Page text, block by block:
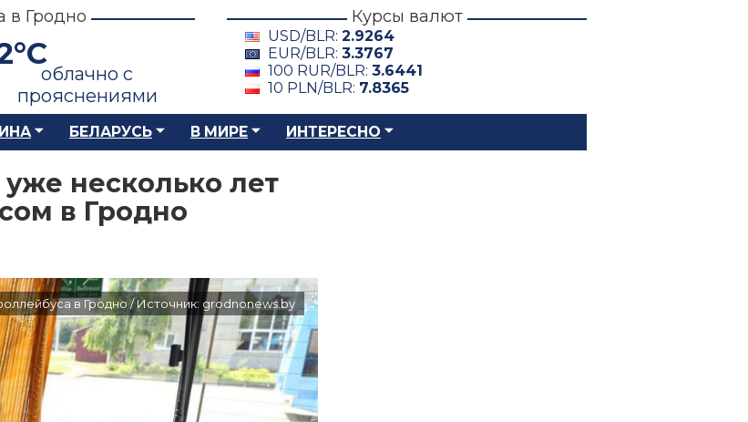
в Гродно
облачно с
прояснениями
Курсы валют
USD/BLR: 2.9264
EUR/BLR: 3.3767
100 RUR/BLR: 3.6441
10 PLN/BLR: 7.8365
БЕЛАРУСЬ В МИРЕ ИНТЕРЕСНО
несколько лет
в Гродно
в Гродно / Источник: grodnonews.by